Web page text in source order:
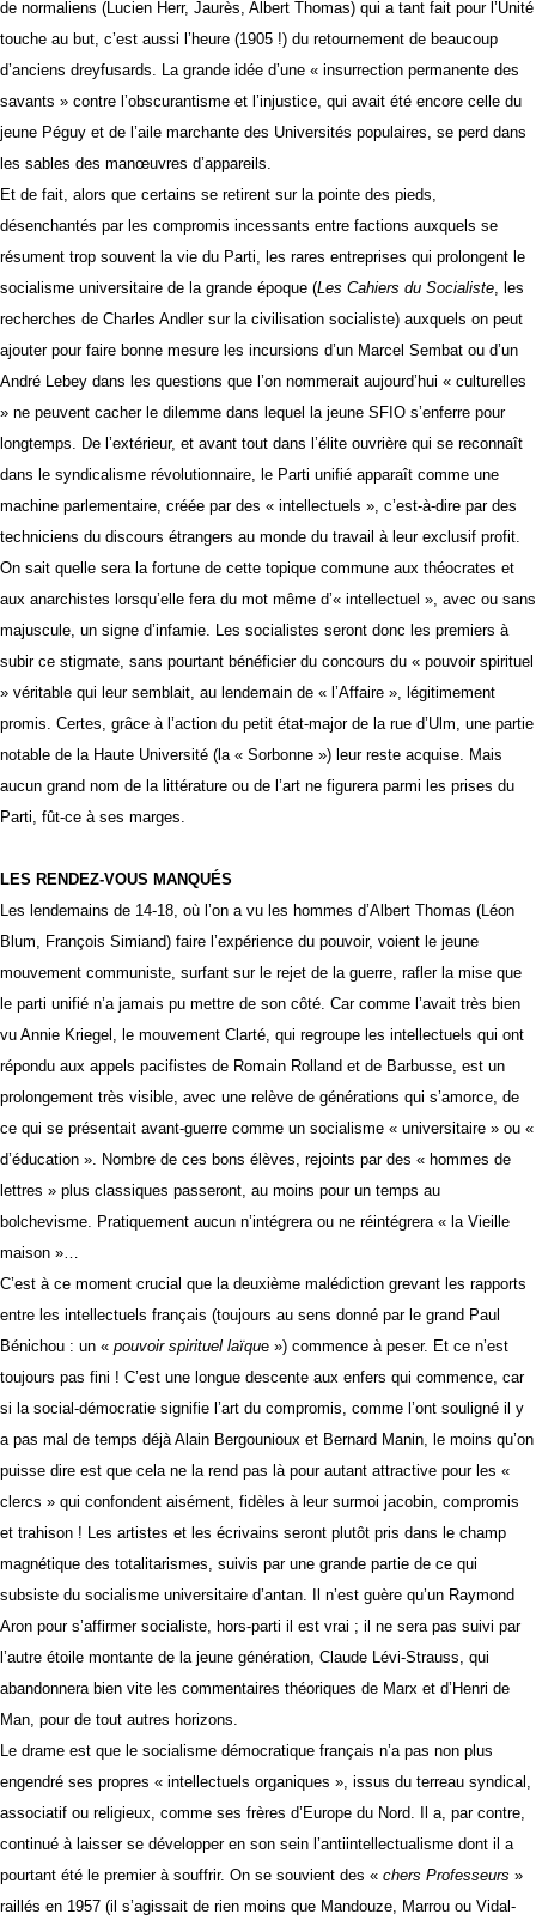
de normaliens (Lucien Herr, Jaurès, Albert Thomas) qui a tant fait pour l’Unité
touche au but, c’est aussi l’heure (1905 !) du retournement de beaucoup
d’anciens dreyfusards. La grande idée d’une « insurrection permanente des
savants » contre l’obscurantisme et l’injustice, qui avait été encore celle du
jeune Péguy et de l’aile marchante des Universités populaires, se perd dans
les sables des manœuvres d’appareils.
Et de fait, alors que certains se retirent sur la pointe des pieds,
désenchantés par les compromis incessants entre factions auxquels se
résument trop souvent la vie du Parti, les rares entreprises qui prolongent le
socialisme universitaire de la grande époque (Les Cahiers du Socialiste, les
recherches de Charles Andler sur la civilisation socialiste) auxquels on peut
ajouter pour faire bonne mesure les incursions d’un Marcel Sembat ou d’un
André Lebey dans les questions que l’on nommerait aujourd’hui « culturelles
» ne peuvent cacher le dilemme dans lequel la jeune SFIO s’enferre pour
longtemps. De l’extérieur, et avant tout dans l’élite ouvrière qui se reconnaît
dans le syndicalisme révolutionnaire, le Parti unifié apparaît comme une
machine parlementaire, créée par des « intellectuels », c’est-à-dire par des
techniciens du discours étrangers au monde du travail à leur exclusif profit.
On sait quelle sera la fortune de cette topique commune aux théocrates et
aux anarchistes lorsqu’elle fera du mot même d’« intellectuel », avec ou sans
majuscule, un signe d’infamie. Les socialistes seront donc les premiers à
subir ce stigmate, sans pourtant bénéficier du concours du « pouvoir spirituel
» véritable qui leur semblait, au lendemain de « l’Affaire », légitimement
promis. Certes, grâce à l’action du petit état-major de la rue d’Ulm, une partie
notable de la Haute Université (la « Sorbonne ») leur reste acquise. Mais
aucun grand nom de la littérature ou de l’art ne figurera parmi les prises du
Parti, fût-ce à ses marges.
LES RENDEZ-VOUS MANQUÉS
Les lendemains de 14-18, où l’on a vu les hommes d’Albert Thomas (Léon
Blum, François Simiand) faire l’expérience du pouvoir, voient le jeune
mouvement communiste, surfant sur le rejet de la guerre, rafler la mise que
le parti unifié n’a jamais pu mettre de son côté. Car comme l’avait très bien
vu Annie Kriegel, le mouvement Clarté, qui regroupe les intellectuels qui ont
répondu aux appels pacifistes de Romain Rolland et de Barbusse, est un
prolongement très visible, avec une relève de générations qui s’amorce, de
ce qui se présentait avant-guerre comme un socialisme « universitaire » ou «
d’éducation ». Nombre de ces bons élèves, rejoints par des « hommes de
lettres » plus classiques passeront, au moins pour un temps au
bolchevisme. Pratiquement aucun n’intégrera ou ne réintégrera « la Vieille
maison »…
C’est à ce moment crucial que la deuxième malédiction grevant les rapports
entre les intellectuels français (toujours au sens donné par le grand Paul
Bénichou : un « pouvoir spirituel laïque ») commence à peser. Et ce n’est
toujours pas fini ! C’est une longue descente aux enfers qui commence, car
si la social-démocratie signifie l’art du compromis, comme l’ont souligné il y
a pas mal de temps déjà Alain Bergounioux et Bernard Manin, le moins qu’on
puisse dire est que cela ne la rend pas là pour autant attractive pour les «
clercs » qui confondent aisément, fidèles à leur surmoi jacobin, compromis
et trahison ! Les artistes et les écrivains seront plutôt pris dans le champ
magnétique des totalitarismes, suivis par une grande partie de ce qui
subsiste du socialisme universitaire d’antan. Il n’est guère qu’un Raymond
Aron pour s’affirmer socialiste, hors-parti il est vrai ; il ne sera pas suivi par
l’autre étoile montante de la jeune génération, Claude Lévi-Strauss, qui
abandonnera bien vite les commentaires théoriques de Marx et d’Henri de
Man, pour de tout autres horizons.
Le drame est que le socialisme démocratique français n’a pas non plus
engendré ses propres « intellectuels organiques », issus du terreau syndical,
associatif ou religieux, comme ses frères d’Europe du Nord. Il a, par contre,
continué à laisser se développer en son sein l’antiintellectualisme dont il a
pourtant été le premier à souffrir. On se souvient des « chers Professeurs »
raillés en 1957 (il s’agissait de rien moins que Mandouze, Marrou ou Vidal-